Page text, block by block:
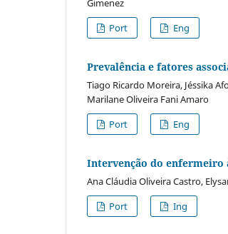
Gimenez
Port
Eng
Prevalência e fatores
Tiago Ricardo Moreira, Jéssika
Marilane Oliveira Fani Amaro
Port
Eng
Intervenção do enfermeiro
Ana Cláudia Oliveira Castro,
Port
Ing